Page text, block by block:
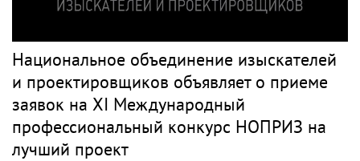
Национальное объединение изыскателей
и проектировщиков объявляет о приеме
заявок на XI Международный
профессиональный конкурс НОПРИЗ на
лучший проект